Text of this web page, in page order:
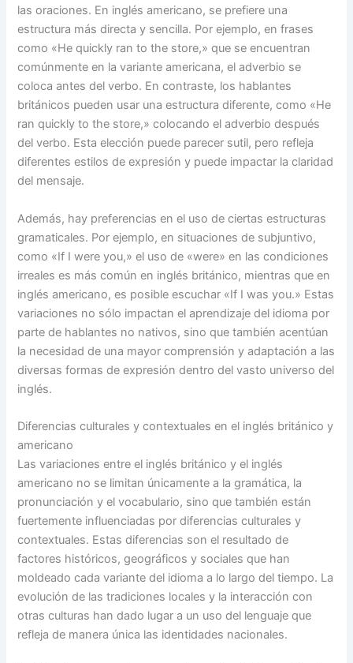
las oraciones. En inglés americano, se prefiere una
estructura más directa y sencilla. Por ejemplo, en frases
como «He quickly ran to the store,» que se encuentran
comúnmente en la variante americana, el adverbio se
coloca antes del verbo. En contraste, los hablantes
británicos pueden usar una estructura diferente, como «He
ran quickly to the store,» colocando el adverbio después
del verbo. Esta elección puede parecer sutil, pero refleja
diferentes estilos de expresión y puede impactar la claridad
del mensaje.
Además, hay preferencias en el uso de ciertas estructuras
gramaticales. Por ejemplo, en situaciones de subjuntivo,
como «If I were you,» el uso de «were» en las condiciones
irreales es más común en inglés británico, mientras que en
inglés americano, es posible escuchar «If I was you.» Estas
variaciones no sólo impactan el aprendizaje del idioma por
parte de hablantes no nativos, sino que también acentúan
la necesidad de una mayor comprensión y adaptación a las
diversas formas de expresión dentro del vasto universo del
inglés.
Diferencias culturales y contextuales en el inglés británico y
americano
Las variaciones entre el inglés británico y el inglés
americano no se limitan únicamente a la gramática, la
pronunciación y el vocabulario, sino que también están
fuertemente influenciadas por diferencias culturales y
contextuales. Estas diferencias son el resultado de
factores históricos, geográficos y sociales que han
moldeado cada variante del idioma a lo largo del tiempo. La
evolución de las tradiciones locales y la interacción con
otras culturas han dado lugar a un uso del lenguaje que
refleja de manera única las identidades nacionales.